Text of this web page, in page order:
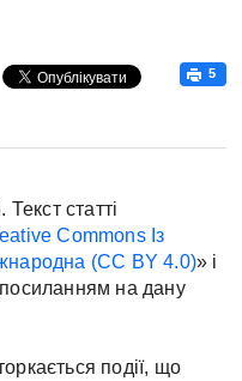
5
статті
Commons Із
(CC BY 4.0)» і
на дану
події, що